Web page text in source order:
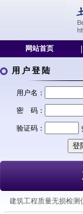
网站首页
用户登陆
用户名：
密 码：
验证码：
建筑工程质量无损检测